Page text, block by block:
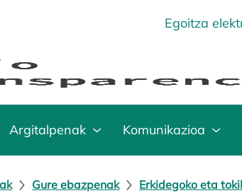
Egoitza
Argitalpenak Komunikazioa
Gure ebazpenak Erkidegoko eta